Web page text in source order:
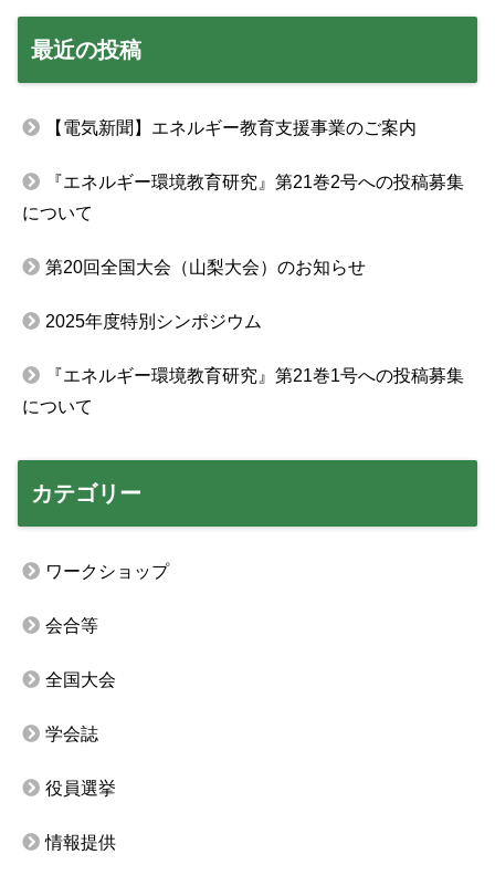
最近の投稿
【電気新聞】エネルギー教育支援事業のご案内
『エネルギー環境教育研究』第21巻2号への投稿募集
について
第20回全国大会（山梨大会）のお知らせ
2025年度特別シンポジウム
『エネルギー環境教育研究』第21巻1号への投稿募集
について
カテゴリー
ワークショップ
会合等
全国大会
学会誌
役員選挙
情報提供